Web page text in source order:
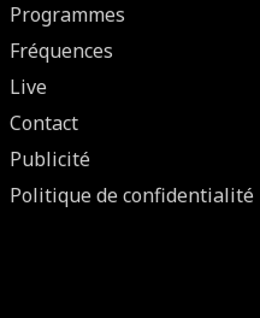
Programmes
Fréquences
Live
Contact
Publicité
Politique de confidentialité